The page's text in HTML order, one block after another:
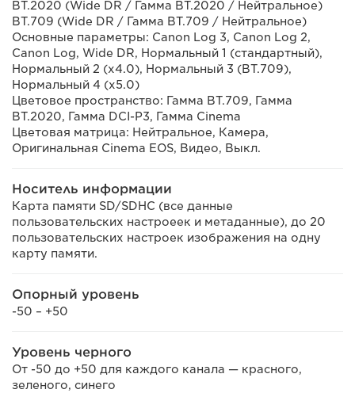
BT.2020 (Wide DR / Гамма BT.2020 / Нейтральное)
BT.709 (Wide DR / Гамма BT.709 / Нейтральное)
Основные параметры: Canon Log 3, Canon Log 2,
Canon Log, Wide DR, Нормальный 1 (стандартный),
Нормальный 2 (x4.0), Нормальный 3 (BT.709),
Нормальный 4 (x5.0)
Цветовое пространство: Гамма BT.709, Гамма
BT.2020, Гамма DCI-P3, Гамма Cinema
Цветовая матрица: Нейтральное, Камера,
Оригинальная Cinema EOS, Видео, Выкл.
Носитель информации
Карта памяти SD/SDHC (все данные
пользовательских настроеек и метаданные), до 20
пользовательских настроек изображения на одну
карту памяти.
Опорный уровень
-50 – +50
Уровень черного
От -50 до +50 для каждого канала — красного,
зеленого, синего